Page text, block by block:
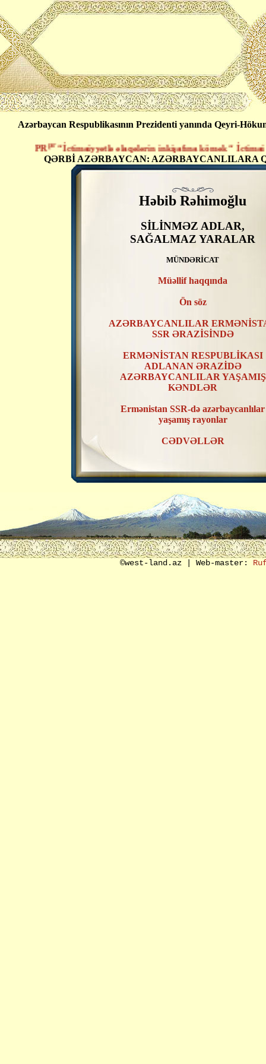
Azərbaycan Respublikasının Prezidenti yanında Qeyri-
pr“İctimaiyyətlə əlaqələrin inkişafına kömək “ İctimai
QƏRBİ AZƏRBAYCAN: AZƏRBAYCANLILARA
Həbib Rəhimoğlu
SİLİNMƏZ ADLAR,
SAĞALMAZ YARALAR
MÜNDƏRİCAT
Müəllif haqqında
Ön söz
AZƏRBAYCANLILAR
SSR ƏRAZİSİNDƏ
ERMƏNİSTAN RESPUBLİKASI
ADLANAN ƏRAZİDƏ
AZƏRBAYCANLILAR YAŞAMIŞ
KƏNDLƏR
Ermənistan SSR-də azərbaycanlılar
yaşamış rayonlar
CƏDVƏLLƏR
ERMƏNİSTAN SSR
AZƏRBAYCANLILAR YAŞAMIŞ
KƏNDLƏRİN RAYONLAR
TƏSNİFATI
SON SÖZ ƏVƏZİ
©west-land.az | Web-master: